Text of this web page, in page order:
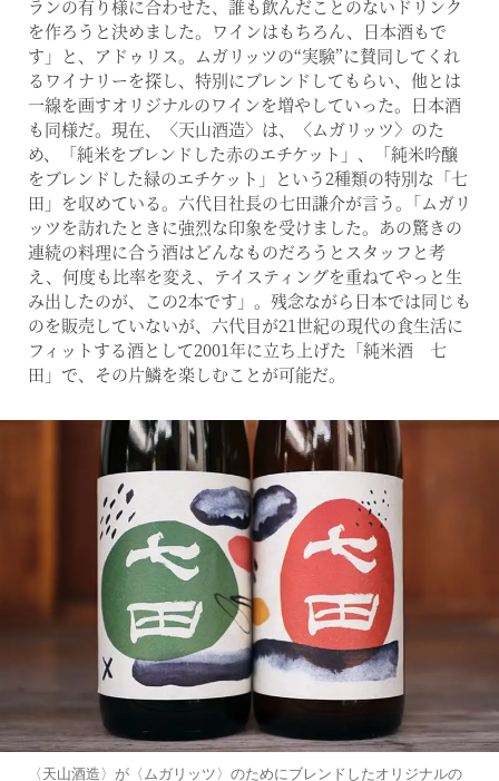
ランの有り様に合わせた、誰も飲んだことのないドリンク
を作ろうと決めました。ワインはもちろん、日本酒もで
す」と、アドゥリス。ムガリッツの“実験”に賛同してくれ
るワイナリーを探し、特別にブレンドしてもらい、他とは
一線を画すオリジナルのワインを増やしていった。日本酒
も同様だ。現在、〈天山酒造〉は、〈ムガリッツ〉のた
め、「純米をブレンドした赤のエチケット」、「純米吟醸
をブレンドした緑のエチケット」という2種類の特別な「七
田」を収めている。六代目社長の七田謙介が言う｡「ムガリ
ッツを訪れたときに強烈な印象を受けました。あの驚きの
連続の料理に合う酒はどんなものだろうとスタッフと考
え、何度も比率を変え、テイスティングを重ねてやっと生
み出したのが、この2本です」。残念ながら日本では同じも
のを販売していないが、六代目が21世紀の現代の食生活に
フィットする酒として2001年に立ち上げた「純米酒 七
田」で、その片鱗を楽しむことが可能だ。
〈天山酒造〉が〈ムガリッツ〉のためにブレンドしたオリジナルの